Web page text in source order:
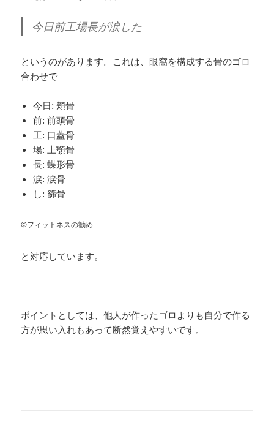
今日前工場長が涙した
というのがあります。これは、眼窩を構成する骨のゴロ
合わせで
今日: 頬骨
前: 前頭骨
工: 口蓋骨
場: 上顎骨
長: 蝶形骨
涙: 涙骨
し: 篩骨
©フィットネスの勧め
と対応しています。
ポイントとしては、他人が作ったゴロよりも自分で作る
方が思い入れもあって断然覚えやすいです。